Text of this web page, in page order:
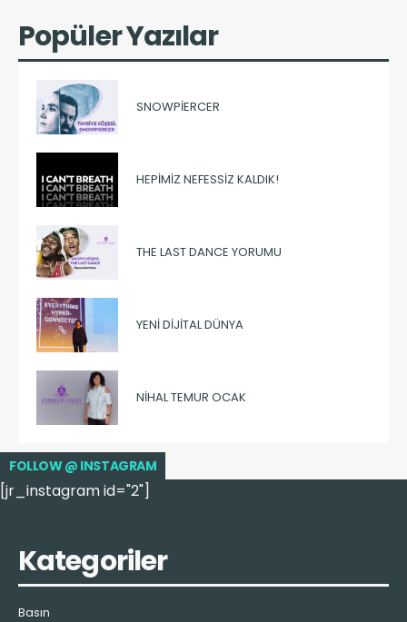
Popüler Yazılar
SNOWPIERCER
HEPIMIZ NEFESSIZ KALDIK!
THE LAST DANCE YORUMU
YENI DIJITAL DÜNYA
NIHAL TEMUR OCAK
FOLLOW @ INSTAGRAM
[jr_instagram id="2"]
Kategoriler
Basın